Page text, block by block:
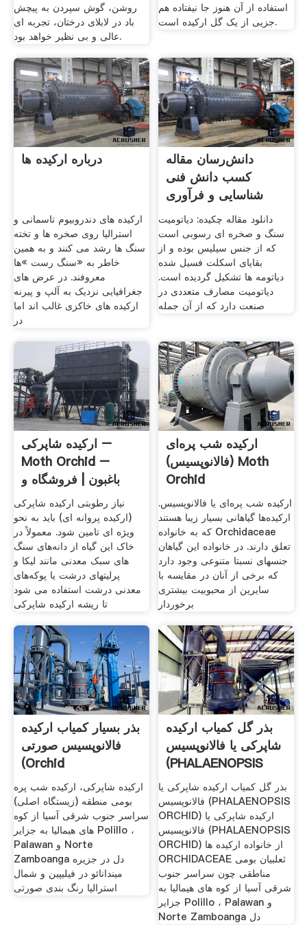
روشن، گوش سپردن به پیچش
باد در لابلای درختان، تجربه ای
عالی و بی نظیر خواهد بود.
استفاده از آن هنوز جا نیفتاده هم
جزیی از یک گل ارکیده است.
درباره ارکیده ها
ارکیده های دندروبیوم تاسمانی و
استرالیا روی صخره ها و تخته
سنگ ها رشد می کنند و به همین
خاطر به «سنگ رست »ها
معروفند. در عرض های
جغرافیایی نزدیک به آلپ و پیرنه
ارکیده های خاکزی غالب اند اما
در
دانش‌رسان مقاله
کسب دانش فنی
شناسایی و فرآوری
معدن خاک
دانلود مقاله چکیده: دیاتومیت
سنگ و صخره ای رسوبی است
که از جنس سیلیس بوده و از
بقایای اسکلت فسیل شده
دیاتومه ها تشکیل گردیده است.
دیاتومیت مصارف متعددی در
صنعت دارد که از آن جمله
ارکیده شاپرکی –
Moth Orchid –
باغبون | فروشگاه و
مرجع
نیاز رطوبتی ارکیده شاپرکی
(ارکیده پروانه ای) باید به نحو
ویژه ای تامین شود. معمولاً در
خاک این گیاه از دانه‌های سنگ
های سبک معدنی مانند لیکا و
پرلیتهای درشت یا پوکه‌های
معدنی درشت استفاده می شود
تا ریشه ارکیده شاپرکی
ارکیده شب پره‌ای
(فالانوپسیس) Moth
Orchid
ارکیده شب پره‌ای یا فالانوپسیس.
ارکیده‌ها گیاهانی بسیار زیبا هستند
که به خانواده Orchidaceae
تعلق دارند. در خانواده این گیاهان
جنسهای نسبتا متنوعی وجود دارد
که برخی از آنان در مقایسه با
سایرین از محبوبیت بیشتری
برخوردار
بذر بسیار کمیاب ارکیده
فالانوپسیس صورتی
(orchid
Phalaenopsis)
ارکیده شاپرکی، ارکیده شب پره
بومی منطقه (زیستگاه اصلی)
سراسر جنوب شرقی آسیا از کوه
های هیمالیا به جزایر Polillo ،
Palawan و Norte
Zamboanga دل در جزیره
میندانائو در فیلیپین و شمال
استرالیا رنگ بندی صورتی
بذر گل کمیاب ارکیده
شاپرکی یا فالانوپسیس
(PHALAENOPSIS
ORCHID)
بذر گل کمیاب ارکیده شاپرکی یا
فالانوپسیس (PHALAENOPSIS
ORCHID) ارکیده شاپرکی یا
فالانوپسیس (PHALAENOPSIS
ORCHID) از خانواده ارکیده ها
ORCHIDACEAE ثعلبیان بومی
مناطقی چون سراسر جنوب
شرقی آسیا از کوه های هیمالیا به
جزایر Polillo ، Palawan و
Norte Zamboanga دل